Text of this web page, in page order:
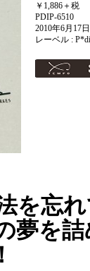
￥1,886＋税
PDIP-6510
2010年6月17
レーベル :
を忘
夢を